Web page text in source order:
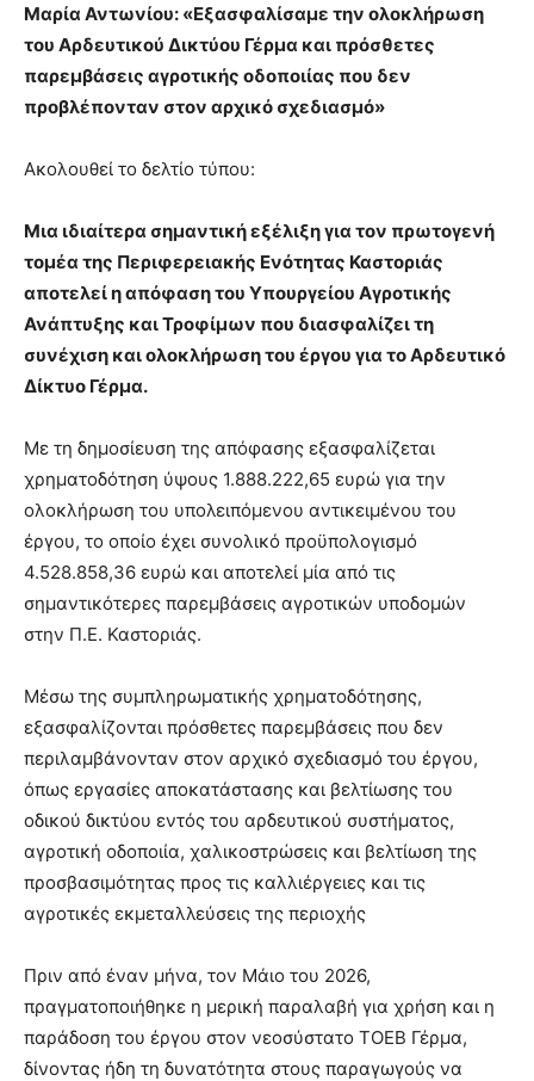
Μαρία Αντωνίου: «Εξασφαλίσαμε την ολοκλήρωση
του Αρδευτικού Δικτύου Γέρμα και πρόσθετες
παρεμβάσεις αγροτικής οδοποιίας που δεν
προβλέπονταν στον αρχικό σχεδιασμό»
Ακολουθεί το δελτίο τύπου:
Μια ιδιαίτερα σημαντική εξέλιξη για τον πρωτογενή
τομέα της Περιφερειακής Ενότητας Καστοριάς
αποτελεί η απόφαση του Υπουργείου Αγροτικής
Ανάπτυξης και Τροφίμων που διασφαλίζει τη
συνέχιση και ολοκλήρωση του έργου για το Αρδευτικό
Δίκτυο Γέρμα.
Με τη δημοσίευση της απόφασης εξασφαλίζεται
χρηματοδότηση ύψους 1.888.222,65 ευρώ για την
ολοκλήρωση του υπολειπόμενου αντικειμένου του
έργου, το οποίο έχει συνολικό προϋπολογισμό
4.528.858,36 ευρώ και αποτελεί μία από τις
σημαντικότερες παρεμβάσεις αγροτικών υποδομών
στην Π.Ε. Καστοριάς.
Μέσω της συμπληρωματικής χρηματοδότησης,
εξασφαλίζονται πρόσθετες παρεμβάσεις που δεν
περιλαμβάνονταν στον αρχικό σχεδιασμό του έργου,
όπως εργασίες αποκατάστασης και βελτίωσης του
οδικού δικτύου εντός του αρδευτικού συστήματος,
αγροτική οδοποιία, χαλικοστρώσεις και βελτίωση της
προσβασιμότητας προς τις καλλιέργειες και τις
αγροτικές εκμεταλλεύσεις της περιοχής
Πριν από έναν μήνα, τον Μάιο του 2026,
πραγματοποιήθηκε η μερική παραλαβή για χρήση και η
παράδοση του έργου στον νεοσύστατο ΤΟΕΒ Γέρμα,
δίνοντας ήδη τη δυνατότητα στους παραγωγούς να